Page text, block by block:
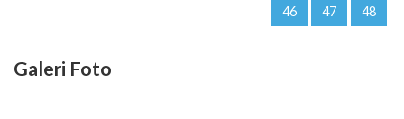
46 47 48
Galeri Foto